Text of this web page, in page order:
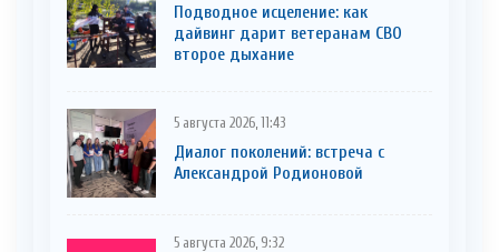
Подводное исцеление: как
дайвинг дарит ветеранам СВО
второе дыхание
5 августа 2026, 11:43
Диалог поколений: встреча с
Александрой Родионовой
5 августа 2026, 9:32